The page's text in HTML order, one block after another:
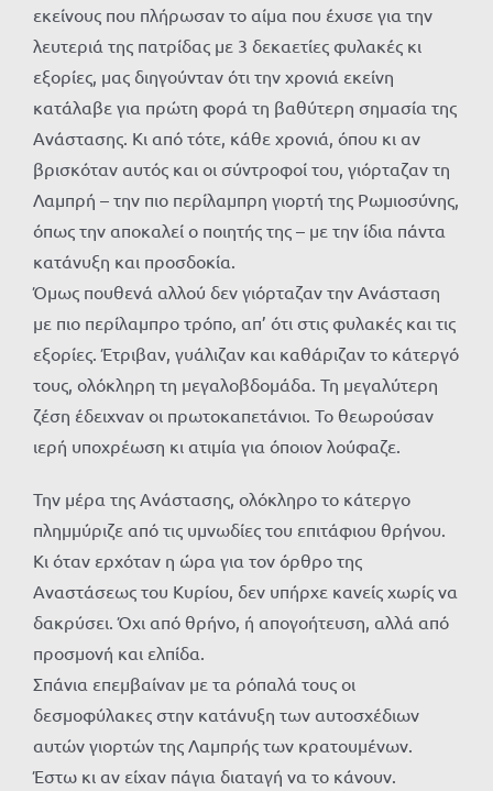
εκείνους που πλήρωσαν το αίμα που έχυσε για την
λευτεριά της πατρίδας με 3 δεκαετίες φυλακές κι
εξορίες, μας διηγούνταν ότι την χρονιά εκείνη
κατάλαβε για πρώτη φορά τη βαθύτερη σημασία της
Ανάστασης. Κι από τότε, κάθε χρονιά, όπου κι αν
βρισκόταν αυτός και οι σύντροφοί του, γιόρταζαν τη
Λαμπρή – την πιο περίλαμπρη γιορτή της Ρωμιοσύνης,
όπως την αποκαλεί ο ποιητής της – με την ίδια πάντα
κατάνυξη και προσδοκία.
Όμως πουθενά αλλού δεν γιόρταζαν την Ανάσταση
με πιο περίλαμπρο τρόπο, απ’ ότι στις φυλακές και τις
εξορίες. Έτριβαν, γυάλιζαν και καθάριζαν το κάτεργό
τους, ολόκληρη τη μεγαλοβδομάδα. Τη μεγαλύτερη
ζέση έδειχναν οι πρωτοκαπετάνιοι. Το θεωρούσαν
ιερή υποχρέωση κι ατιμία για όποιον λούφαζε.
Την μέρα της Ανάστασης, ολόκληρο το κάτεργο
πλημμύριζε από τις υμνωδίες του επιτάφιου θρήνου.
Κι όταν ερχόταν η ώρα για τον όρθρο της
Αναστάσεως του Κυρίου, δεν υπήρχε κανείς χωρίς να
δακρύσει. Όχι από θρήνο, ή απογοήτευση, αλλά από
προσμονή και ελπίδα.
Σπάνια επεμβαίναν με τα ρόπαλά τους οι
δεσμοφύλακες στην κατάνυξη των αυτοσχέδιων
αυτών γιορτών της Λαμπρής των κρατουμένων.
Έστω κι αν είχαν πάγια διαταγή να το κάνουν.